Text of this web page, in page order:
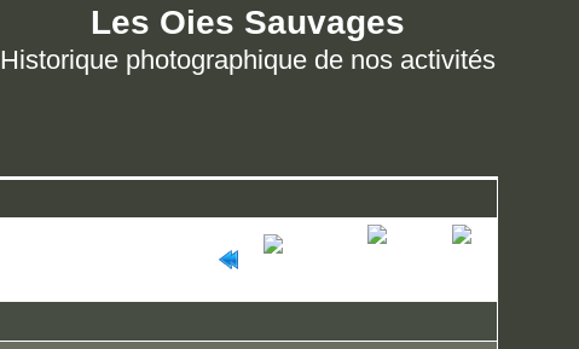
Les Oies Sauvages
Historique photographique de nos activités